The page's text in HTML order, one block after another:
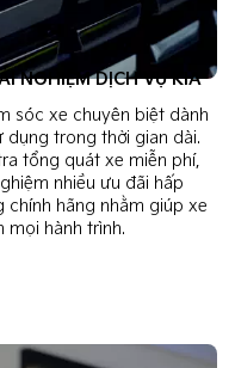
NGHIỆM DỊCH VỤ KIA
sóc xe chuyên biệt dành
dụng trong thời gian dài.
tổng quát xe miễn phí,
nhiều ưu đãi hấp
hãng nhằm giúp xe
mọi hành trình.